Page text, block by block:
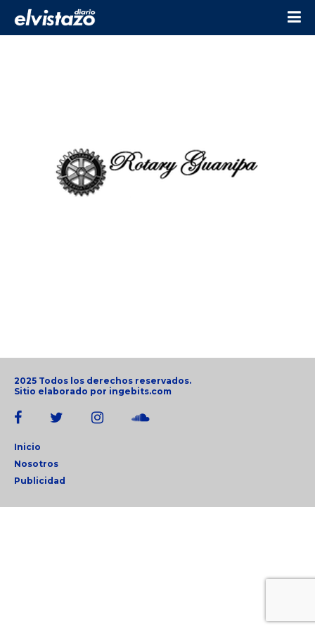
2025 Todos los derechos reservados.
Sitio elaborado por ingebits.com
Inicio
Nosotros
Publicidad